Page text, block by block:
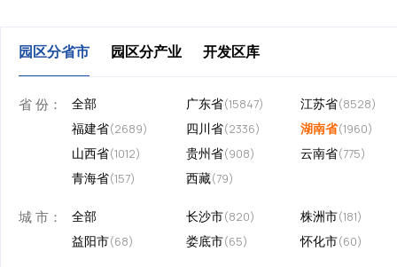
园区分省市 园区分产业 开发区库
省 份： 全部 广东省(15847) 江苏省(8528)
福建省(2689) 四川省(2336) 湖南省(1960)
山西省(1012) 贵州省(908) 云南省(775)
青海省(157) 西藏(79)
城 市： 全部 长沙市(820) 株洲市(181)
益阳市(68) 娄底市(65) 怀化市(60)